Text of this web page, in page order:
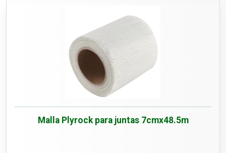
Malla Plyrock para juntas 7cmx48.5m